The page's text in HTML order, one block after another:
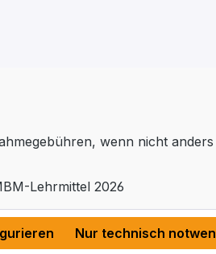
wenn nicht anders
Lehrmittel 2026
Nur technisch